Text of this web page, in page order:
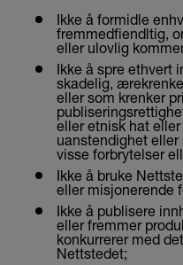
Ikke å formidle
fremmedfiendltig,
eller ulovlig
Ikke å spre ethvert
skadelig,
eller som krenker
eller etnisk hat
uanstendighet
visse forbrytelser
Ikke å bruke
eller misjonerende
Ikke å publisere
eller fremmer
konkurrerer med
Nettstedet;